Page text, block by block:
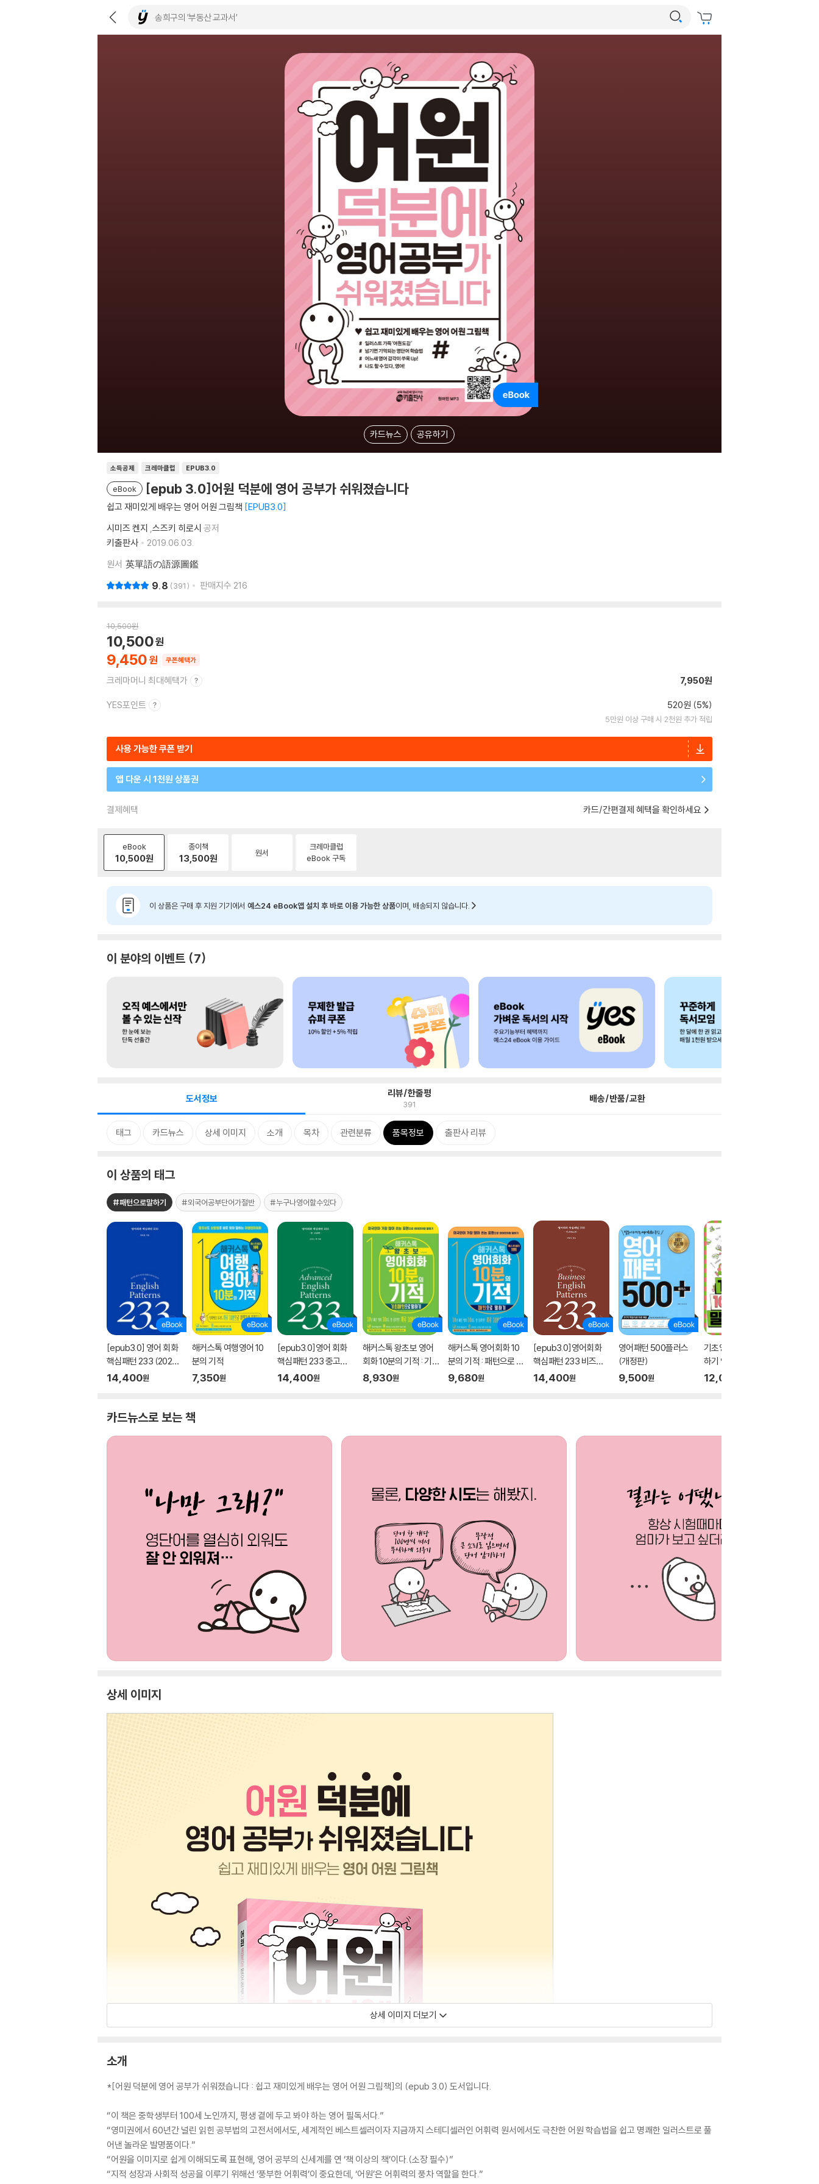
카드뉴스 공유하기
소득공제 크레마클럽 EPUB3.0
eBook [epub 3.0]어원 덕분에 영어 공부가 쉬워졌습니다
쉽고 재미있게 배우는 영어 어원 그림책 EPUB3.0
시미즈 켄지 ,스즈키 히로시 공저
키출판사
2019.06.03.
원서 英單語の語源圖鑑
9.8 391 판매지수 216
10,500원
9,450
10,500
쿠폰혜택가
크레마머니 최대혜택가 7,950원
YES포인트 520원 (5%)
5만원 이상 구매 시 2천원 추가 적립
사용 가능한 쿠폰 받기
앱 다운 시 1천원 상품권
결제혜택 카드/간편결제 혜택을 확인하세요
eBook
10,500원
종이책
13,500원 원서
크레마클럽
eBook 구독
이 상품은 구매 후 지원 기기에서 예스24 eBook앱 설치 후 바로 이용 가능한 상품이며, 배송되지 않습니다.
이 분야의 이벤트 7
도서정보 리뷰/한줄평
391 배송/반품/교환
태그 카드뉴스 상세 이미지 소개 목차 관련분류 품목정보 출판사 리뷰
이 상품의 태그
#패턴으로말하기 #외국어공부단어가절반 #누구나영어할수있다
[epub3.0] 영어 회화
핵심패턴 233 (2023
개정판)
14,400원
해커스톡 여행영어 10
분의 기적
7,350원
[epub3.0]영어 회화
핵심패턴 233 중고급
편(2023개정판)
14,400원
해커스톡 왕초보 영어
회화 10분의 기적 : 기
초패턴으로 말하기
8,930원
해커스톡 영어회화 10
분의 기적 : 패턴으로 말
하기
9,680원
[epub3.0]영어회화
핵심패턴 233 비즈니
스편
14,400원
영어패턴 500플러스
(개정판)
9,500원
기초영어 1000문장 말
하기 연습 3
12,000
카드뉴스로 보는 책
상세 이미지
상세 이미지 더보기
소개
*[어원 덕분에 영어 공부가 쉬워졌습니다 : 쉽고 재미있게 배우는 영어 어원 그림책]의 (epub 3.0) 도서입니다.
“이 책은 중학생부터 100세 노인까지, 평생 곁에 두고 봐야 하는 영어 필독서다.”
“영미권에서 60년간 널린 읽힌 공부법의 고전서에서도, 세계적인 베스트셀러이자 지금까지 스테디셀러인 어휘력 원서에서도 극찬한 어원 학습법을 쉽고 명쾌한 일러스트로 풀
어낸 놀라운 발명품이다.”
“어원을 이미지로 쉽게 이해되도록 표현해, 영어 공부의 신세계를 연 ‘책 이상의 책’이다.(소장 필수)”
“지적 성장과 사회적 성공을 이루기 위해선 ‘풍부한 어휘력’이 중요한데, ‘어원’은 어휘력의 풍차 역할을 한다.”